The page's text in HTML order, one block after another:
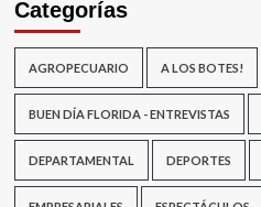
Categorías
AGROPECUARIO A LOS BOTES!
BUEN DÍA FLORIDA - ENTREVISTAS
DEPARTAMENTAL DEPORTES